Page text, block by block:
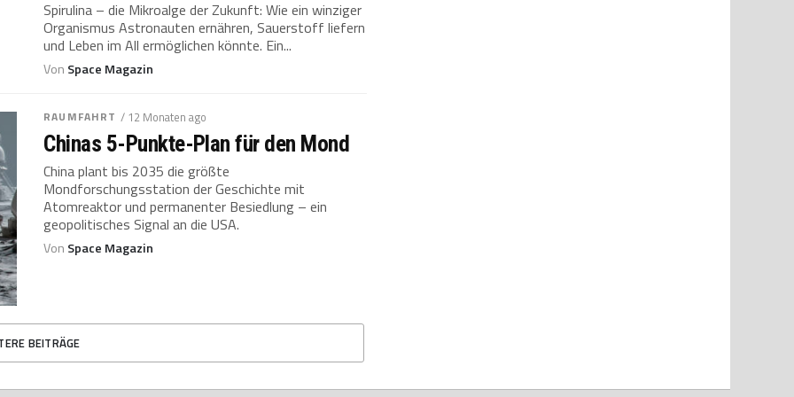
Spirulina – die Mikroalge der Zukunft: Wie ein winziger
Organismus Astronauten ernähren, Sauerstoff liefern
und Leben im All ermöglichen könnte. Ein...
Von Space Magazin
RAUMFAHRT / 12 Monaten ago
Chinas 5-Punkte-Plan für den Mond
China plant bis 2035 die größte
Mondforschungsstation der Geschichte mit
Atomreaktor und permanenter Besiedlung – ein
geopolitisches Signal an die USA.
Von Space Magazin
BEITRÄGE